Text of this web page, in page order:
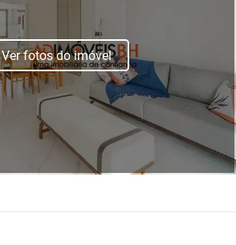
Ver fotos do imóvel